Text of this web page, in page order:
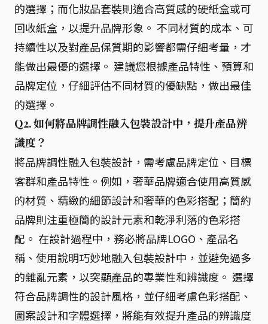
的選擇；而化妝品套裝則適合高質感的硬紙盒或可
回收紙盒，以提升品牌形象。 不同材質的成本、可
持續性以及對產品保質期的影響都需仔細考量，才
能做出最優的選擇。 建議您根據產品特性、預算和
品牌定位，仔細評估不同材質的優缺點，做出最佳
的選擇。
Q2. 如何將品牌調性融入包裝設計中，提升產品辨
識度？
將品牌調性融入包裝設計，需考慮品牌定位、目標
客群和產品特性。例如，奢華品牌適合使用高質感
的材質、精緻的細節設計和奢華的色彩搭配；簡約
品牌則注重極簡的設計元素和乾淨利落的色彩搭
配。 在設計過程中，務必將品牌LOGO、產品名
稱、使用說明巧妙地融入包裝設計中，並避免過多
的雜亂元素，以突顯產品的專業性和辨識度。 選擇
符合品牌調性的設計風格，並仔細考慮色彩搭配、
圖案設計和字體選擇，將能有效提升產品的辨識度